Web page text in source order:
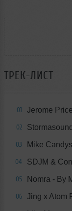
ТРЕК-ЛИСТ
01 Jerome
02
03 Mike
04 SDJM &
05 Nomra - By
06 Jing x Atom